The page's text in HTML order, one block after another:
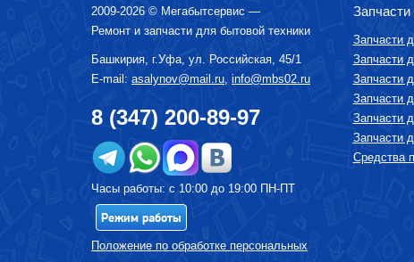
МАСЛОНАПОЛНЕННЫЕ РАДИАТОРЫ
МИКСЕРЫ
МУЛЬТИВАРКИ
МЯСОРУБКИ
ПАРОВАРКИ
ПОСУДОМОЕЧНЫЕ МАШИНЫ
ПЫЛЕСОСЫ
2009-2026 © Мегабытсервис —
Ремонт и запчасти для бытовой техники
Башкирия, г.Уфа ул. Российская, 45/1
E-mail: asalynov@mail.ru info@mbs02.ru
8 (347) 200-89-97
Часы работы: с 10:00 до 19:00 ПН-ПТ
Режим работы
Положение по обработке персональных
Запчасти
Запчасти
Запчасти
Запчасти
Запчасти
Запчасти
Средства